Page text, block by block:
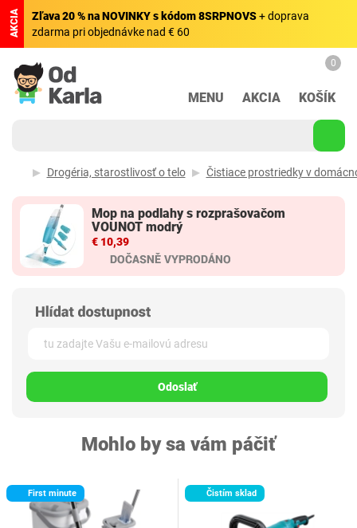
AKCIA Zľava 20 % na NOVINKY s kódom 8SRPNOVS+ doprava
zdarma pri objednávke nad € 60
MENU AKCIA
0
KOŠÍK
Drogéria, starostlivosť o telo Čistiace prostriedky v
Mop na podlahy s rozprašovačom
VOUNOT modrý
€ 10,39
Odoslať
Mohlo by sa vám páčiť
First minute Čistím sklad